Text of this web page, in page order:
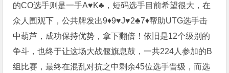
的CO选手则是一手A♥️K♣️，短码选手目前希望很大，在
众人围观下，公共牌发出9♦️9♥️J♥️2♣️7♦️帮助UTG选手击
中葫芦，成功保持优势，拿下翻倍！依旧是12个级别的
争斗，也终于让这场大战偃旗息鼓，一共224人参加的B
组比赛，最终在混乱对抗之中剩余45位选手晋级，而选